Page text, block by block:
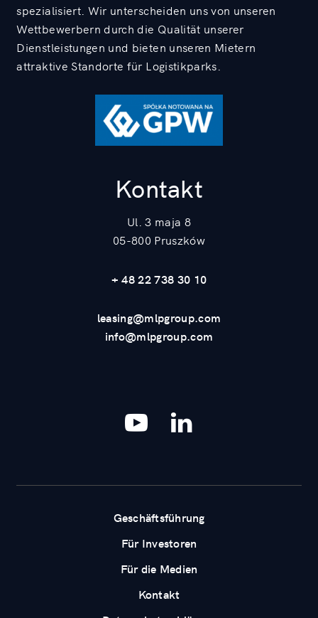
spezialisiert. Wir unterscheiden uns von unseren
Wettbewerbern durch die Qualität unserer
Dienstleistungen und bieten unseren Mietern
attraktive Standorte für Logistikparks.
Kontakt
Ul. 3 maja 8
05-800 Pruszków
+ 48 22 738 30 10
leasing@mlpgroup.com
info@mlpgroup.com
Geschäftsführung
Für Investoren
Für die Medien
Kontakt